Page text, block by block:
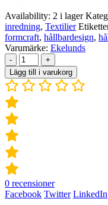
Availability: 2 i lager
inredning, Textilier
formcraft, hållbardesign,
Varumärke: Ekelunds
-
+
Lägg till i varukorg
0 recensioner
Facebook Twitter LinkedIn